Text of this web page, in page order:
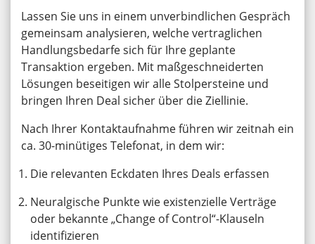
Lassen Sie uns in einem unverbindlichen Gespräch
gemeinsam analysieren, welche vertraglichen
Handlungsbedarfe sich für Ihre geplante
Transaktion ergeben. Mit maßgeschneiderten
Lösungen beseitigen wir alle Stolpersteine und
bringen Ihren Deal sicher über die Ziellinie.
Nach Ihrer Kontaktaufnahme führen wir zeitnah ein
ca. 30-minütiges Telefonat, in dem wir:
Die relevanten Eckdaten Ihres Deals erfassen
Neuralgische Punkte wie existenzielle Verträge
oder bekannte „Change of Control“-Klauseln
identifizieren